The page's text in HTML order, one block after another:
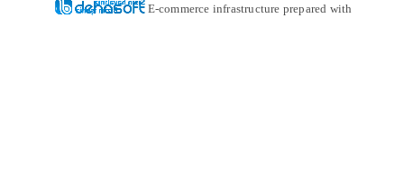
E-commerce infrastructure prepared with